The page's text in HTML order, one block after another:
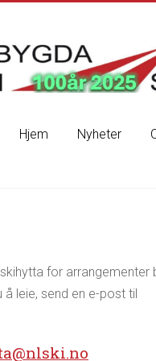
Hjem Nyheter
for
å leie, send en e-post til